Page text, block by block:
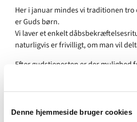
Denne hjemmeside bruger cookies
Her i januar mindes vi traditionen tro
er Guds børn.
Vi laver et enkelt
naturligvis er frivilligt, om man vil
Efter gudstjenesten er der mulighed
Vel mødt!